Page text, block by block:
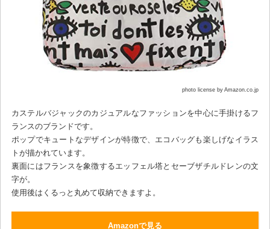
photo license by Amazon.co.jp
カステルバジャックのカジュアルなファッションを中心に手掛けるフ
ランスのブランドです。
ポップでキュートなデザインが特徴で、エコバッグも楽しげなイラス
トが描かれています。
裏面にはフランスを象徴するエッフェル塔とセーブザチルドレンの文
字が。
使用後はくるっと丸めて収納できますよ。
Amazonで見る